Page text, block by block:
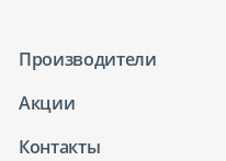
Производители
Акции
Контакты